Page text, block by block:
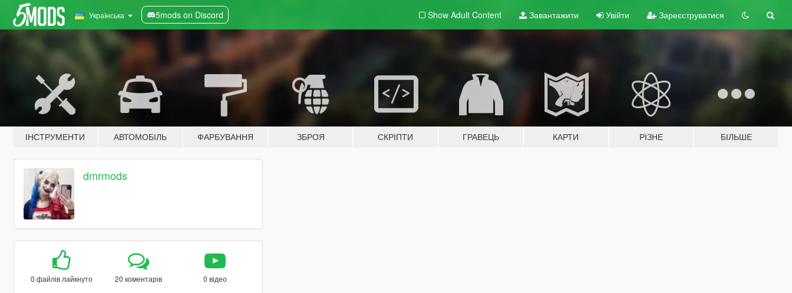
Українська 5mods on Discord Show Adult Content Завантажити Увійти Зареєструватися
ІНСТРУМЕНТИ АВТОМОБІЛЬ ФАРБУВАННЯ ЗБРОЯ СКРІПТИ ГРАВЕЦЬ КАРТИ РІЗНЕ БІЛЬШЕ
dmrmods
0 файлів лайкнуто 20 коментарів 0 відео